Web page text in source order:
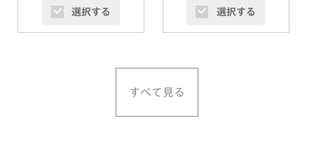
選択する 選択する
すべて見る